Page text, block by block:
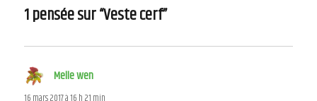
1 pensée sur “Veste cerf”
Melle wen